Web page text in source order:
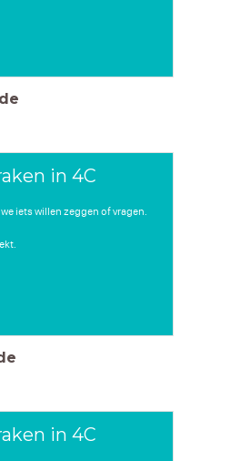
in 4C
iets willen zeggen of vragen.
in 4C